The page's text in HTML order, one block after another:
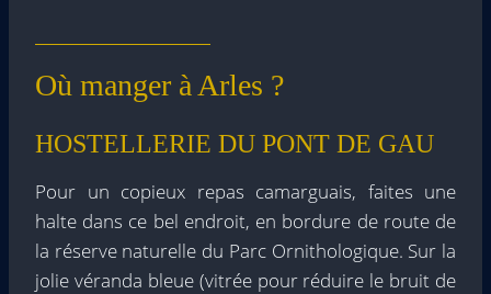
Où manger à Arles ?
HOSTELLERIE DU PONT DE GAU
Pour un copieux repas camarguais, faites une
halte dans ce bel endroit, en bordure de route de
la réserve naturelle du Parc Ornithologique. Sur la
jolie véranda bleue (vitrée pour réduire le bruit de